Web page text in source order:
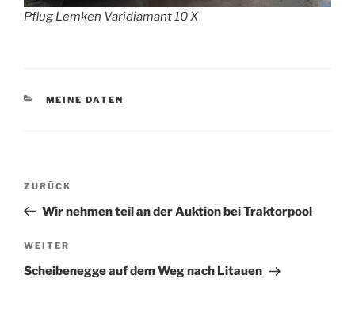
Pflug Lemken Varidiamant 10 X
KATEGORIEN
MEINE DATEN
Beitragsnavigation
Vorheriger
Beitrag
ZURÜCK
Wir nehmen teil an der Auktion bei Traktorpool
Nächster
Beitrag
WEITER
Scheibenegge auf dem Weg nach Litauen